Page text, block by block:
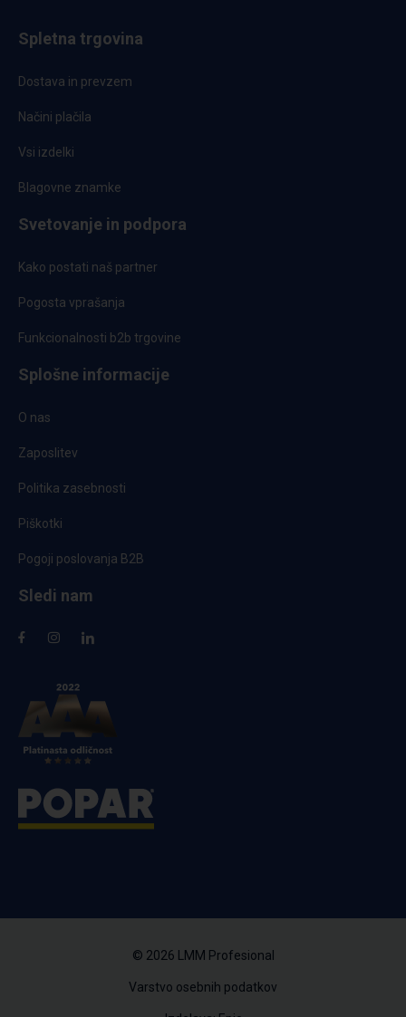
Spletna trgovina
Dostava in prevzem
Načini plačila
Vsi izdelki
Blagovne znamke
Svetovanje in podpora
Kako postati naš partner
Pogosta vprašanja
Funkcionalnosti b2b trgovine
Splošne informacije
O nas
Zaposlitev
Politika zasebnosti
Piškotki
Pogoji poslovanja B2B
Sledi nam
© 2026 LMM Profesional
Varstvo osebnih podatkov